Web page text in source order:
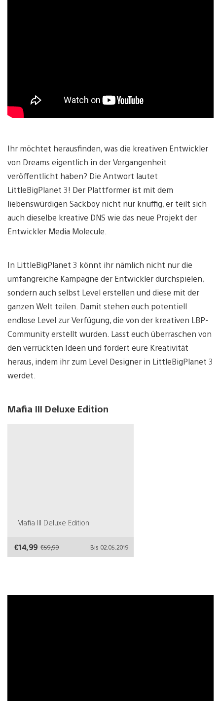
Ihr möchtet herausfinden, was die kreativen Entwickler
von Dreams eigentlich in der Vergangenheit
veröffentlicht haben? Die Antwort lautet
LittleBigPlanet 3! Der Plattformer ist mit dem
liebenswürdigen Sackboy nicht nur knuffig, er teilt sich
auch dieselbe kreative DNS wie das neue Projekt der
Entwickler Media Molecule.
In LittleBigPlanet 3 könnt ihr nämlich nicht nur die
umfangreiche Kampagne der Entwickler durchspielen,
sondern auch selbst Level erstellen und diese mit der
ganzen Welt teilen. Damit stehen euch potentiell
endlose Level zur Verfügung, die von der kreativen LBP-
Community erstellt wurden. Lasst euch überraschen von
den verrückten Ideen und fordert eure Kreativität
heraus, indem ihr zum Level Designer in LittleBigPlanet 3
werdet.
Mafia III Deluxe Edition
Mafia III Deluxe Edition
€14,99 €59,99 Bis 02.05.2019